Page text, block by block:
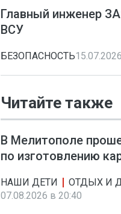
Главный инженер
ВСУ
БЕЗОПАСНОСТЬ
Читайте также
В Мелитополе
по изготовлению
НАШИ ДЕТИ
ОТДЫХ И
07.08.2026 в 20:40